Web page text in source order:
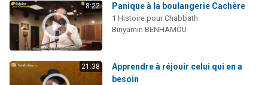
8:22 Panique à la boulangerie Cachère
1 Histoire pour Chabbath
Binyamin BENHAMOU
21:38
Apprendre à réjouir celui qui en a
besoin